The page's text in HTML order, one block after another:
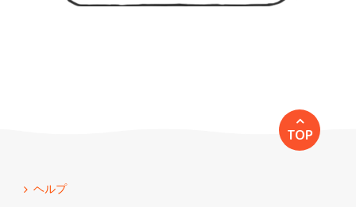
TOP
ヘルプ